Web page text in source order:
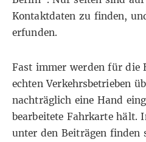
Kontaktdaten zu finden,
erfunden.
Fast immer werden für die
echten Verkehrsbetrieben
nachträglich eine Hand
bearbeitete Fahrkarte hält.
unter den Beiträgen finden